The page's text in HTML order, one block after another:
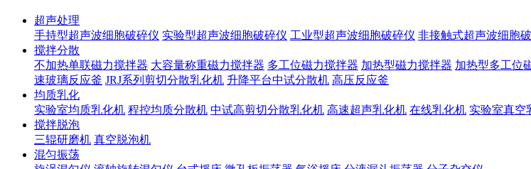
超声处理
手持型超声波细胞破碎仪 实验型超声波细胞破碎仪 工业型超声波细胞破碎仪 非接触式超声波细胞
搅拌分散
不加热单联磁力搅拌器 大容量称重磁力搅拌器 多工位磁力搅拌器 加热型磁力搅拌器 加热型多工位
速玻璃反应釜 JRJ系列剪切分散乳化机 升降平台中试分散机 高压反应釜
均质乳化
实验室均质乳化机 程控均质分散机 中试高剪切分散乳化机 高速超声乳化机 在线乳化机 实验室真空
搅拌脱泡
三辊研磨机 真空脱泡机
混匀振荡